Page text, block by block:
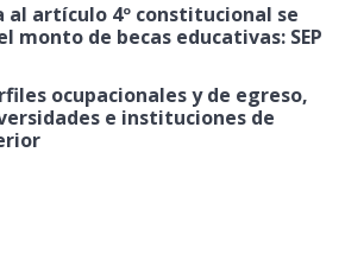
al artículo 4º constitucional se
monto de becas educativas: SEP
ocupacionales y de egreso,
e instituciones de